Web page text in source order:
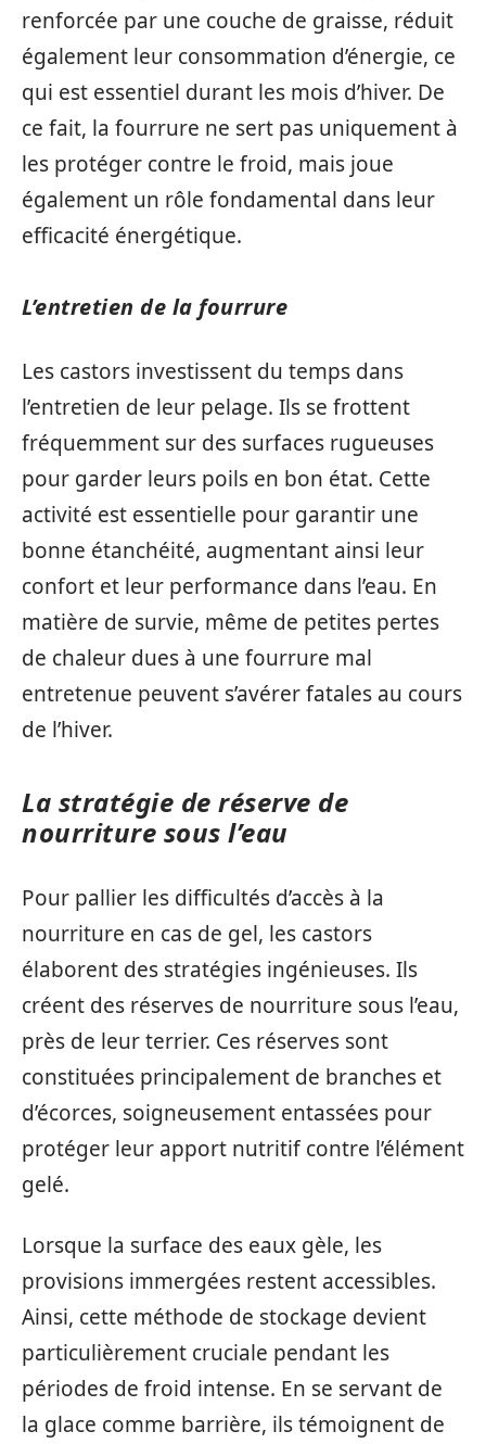
renforcée par une couche de graisse, réduit
également leur consommation d’énergie, ce
qui est essentiel durant les mois d’hiver. De
ce fait, la fourrure ne sert pas uniquement à
les protéger contre le froid, mais joue
également un rôle fondamental dans leur
efficacité énergétique.
L’entretien de la fourrure
Les castors investissent du temps dans
l’entretien de leur pelage. Ils se frottent
fréquemment sur des surfaces rugueuses
pour garder leurs poils en bon état. Cette
activité est essentielle pour garantir une
bonne étanchéité, augmentant ainsi leur
confort et leur performance dans l’eau. En
matière de survie, même de petites pertes
de chaleur dues à une fourrure mal
entretenue peuvent s’avérer fatales au cours
de l’hiver.
La stratégie de réserve de
nourriture sous l’eau
Pour pallier les difficultés d’accès à la
nourriture en cas de gel, les castors
élaborent des stratégies ingénieuses. Ils
créent des réserves de nourriture sous l’eau,
près de leur terrier. Ces réserves sont
constituées principalement de branches et
d’écorces, soigneusement entassées pour
protéger leur apport nutritif contre l’élément
gelé.
Lorsque la surface des eaux gèle, les
provisions immergées restent accessibles.
Ainsi, cette méthode de stockage devient
particulièrement cruciale pendant les
périodes de froid intense. En se servant de
la glace comme barrière, ils témoignent de